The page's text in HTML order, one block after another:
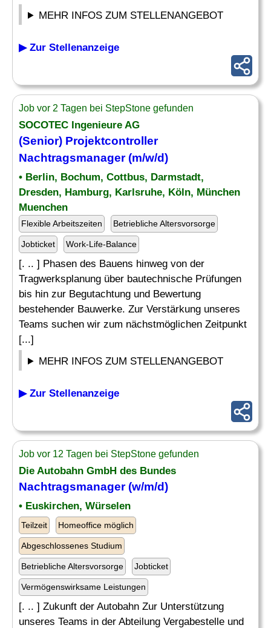
MEHR INFOS ZUM STELLENANGEBOT
▶ Zur Stellenanzeige
Job vor 2 Tagen bei StepStone gefunden
SOCOTEC Ingenieure AG
(Senior) Projektcontroller
Nachtragsmanager(m/w/d)
• Berlin, Bochum, Cottbus, Darmstadt,
Dresden, Hamburg, Karlsruhe, Köln, München
Muenchen
Flexible Arbeitszeiten Betriebliche Altersvorsorge
Jobticket Work-Life-Balance
[. .. ] Phasen des Bauens hinweg von der
Tragwerksplanung über bautechnische Prüfungen
bis hin zur Begutachtung und Bewertung
bestehender Bauwerke. Zur Verstärkung unseres
Teams suchen wir zum nächstmöglichen Zeitpunkt
[...]
MEHR INFOS ZUM STELLENANGEBOT
▶ Zur Stellenanzeige
Job vor 12 Tagen bei StepStone gefunden
Die Autobahn GmbH des Bundes
Nachtragsmanager(w/m/d)
• Euskirchen, Würselen
Teilzeit Homeoffice möglich
Abgeschlossenes Studium
Betriebliche Altersvorsorge Jobticket
Vermögenswirksame Leistungen
[. .. ] Zukunft der Autobahn Zur Unterstützung
unseres Teams in der Abteilung Vergabestelle und